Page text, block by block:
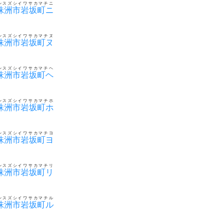
洲市岩坂町ニ
スズシイワサカマチニ
洲市岩坂町ヌ
スズシイワサカマチヌ
洲市岩坂町ヘ
スズシイワサカマチヘ
洲市岩坂町ホ
スズシイワサカマチホ
洲市岩坂町ヨ
スズシイワサカマチヨ
洲市岩坂町リ
スズシイワサカマチリ
洲市岩坂町ル
スズシイワサカマチル